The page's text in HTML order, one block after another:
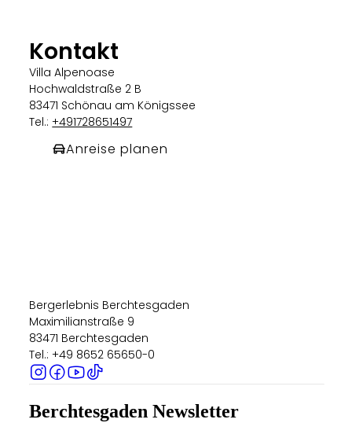
Kontakt
Villa Alpenoase
Hochwaldstraße 2 B
83471 Schönau am Königssee
Tel.:+491728651497
Anreise planen
Bergerlebnis Berchtesgaden
Maximilianstraße 9
83471 Berchtesgaden
Tel.: +49 8652 65650-0
Berchtesgaden Newsletter